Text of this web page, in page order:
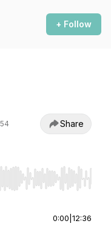
+ Follow
Share
Home/End to jump
0:00 12:36